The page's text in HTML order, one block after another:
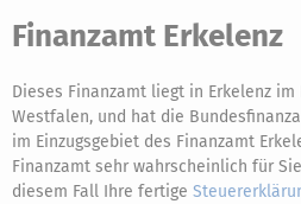
Finanzamt Erkelenz
Dieses Finanzamt liegt in Erkelenz
Westfalen, und hat die
im Einzugsgebiet des Finanzamt
Finanzamt sehr wahrscheinlich für
diesem Fall Ihre fertige